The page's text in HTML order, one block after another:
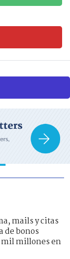
mails y citas
de bonos
mil millones en